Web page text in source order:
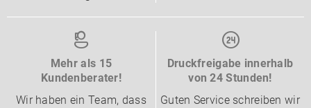
Mehr als 15
Kundenberater!
Wir haben ein Team, dass
Druckfreigabe innerhalb
von 24 Stunden!
Guten Service schreiben wir